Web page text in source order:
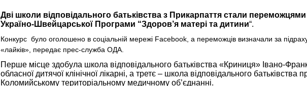
Дві школи відповідального батьківства з Прикарпаття стали
Україно-Швейцарської Програми “Здоров’я матері та дитини“.
Конкурс було оголошено в соціальній мережі Facebook, а переможців визначали за
«лайків», передає прес-служба ОДА.
Перше місце здобула школа відповідального батьківства «Криниця» Івано-
обласної дитячої клінічної лікарні, а третє – школа відповідального батьківства
Коломийському територіальному медичному об’єднанні.